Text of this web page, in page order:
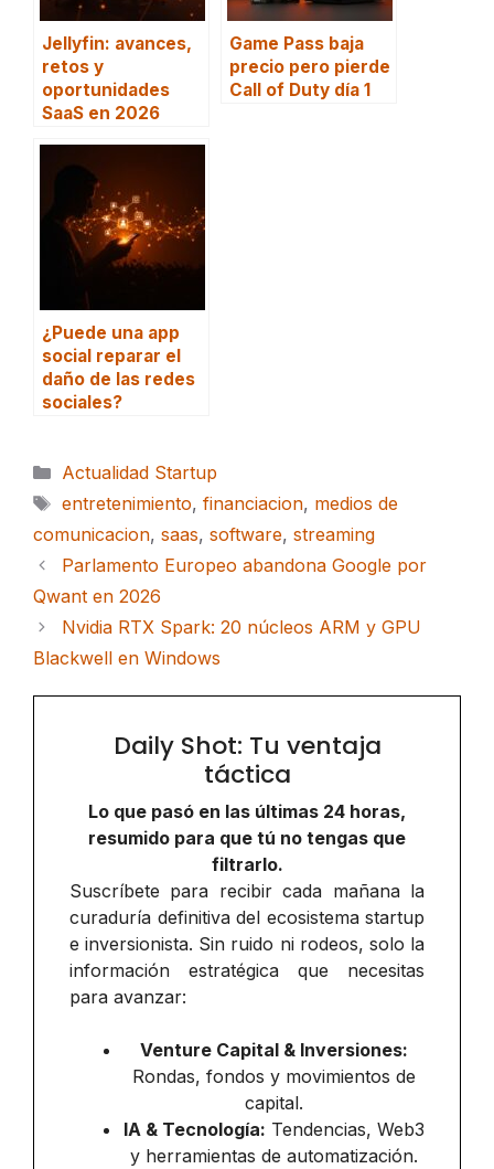
Jellyfin: avances,
retos y
oportunidades
SaaS en 2026
Game Pass baja
precio pero pierde
Call of Duty día 1
¿Puede una app
social reparar el
daño de las redes
sociales?
Categorías
Actualidad Startup
Etiquetas
entretenimiento, financiacion, medios de
comunicacion, saas, software, streaming
Parlamento Europeo abandona Google por
Qwant en 2026
Nvidia RTX Spark: 20 núcleos ARM y GPU
Blackwell en Windows
Daily Shot: Tu ventaja
táctica
Lo que pasó en las últimas 24 horas,
resumido para que tú no tengas que
filtrarlo.
Suscríbete para recibir cada mañana la
curaduría definitiva del ecosistema startup
e inversionista. Sin ruido ni rodeos, solo la
información estratégica que necesitas
para avanzar:
Venture Capital & Inversiones:
Rondas, fondos y movimientos de
capital.
IA & Tecnología: Tendencias, Web3
y herramientas de automatización.